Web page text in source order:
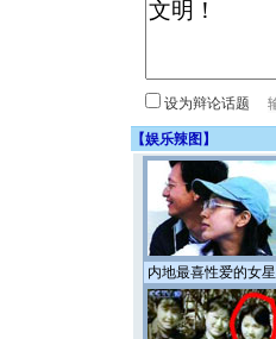
设为辩论话题
【娱乐辣图 】
内地最喜性爱的女星